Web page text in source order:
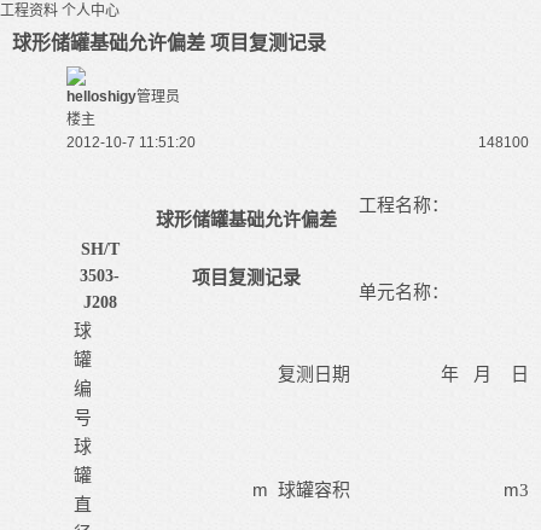
工程资料 个人中心
球形储罐基础允许偏差 项目复测记录
helloshigy管理员
楼主
2012-10-7 11:51:20
148100
SH/T
3503-
J208
球形储罐基础允许偏差
项目复测记录
工程名称：
单元名称：
球
罐
编
号
复测日期 年 月 日
球
罐
直
m 球罐容积 m3